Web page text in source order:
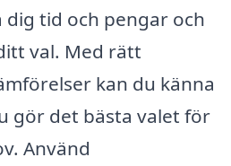
tid och pengar och
val. Med rätt
kan du känna
gör det bästa valet för
Använd